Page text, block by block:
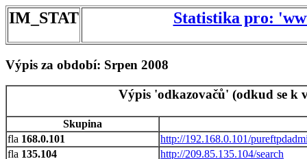
IM_STAT Statistika pro:
Výpis za období: Srpen 2008
Výpis 'odkazovačů' (odkud se k
Skupina
168.0.101
http://192.168.0.101/
135.104
http://209.85.135.104/search